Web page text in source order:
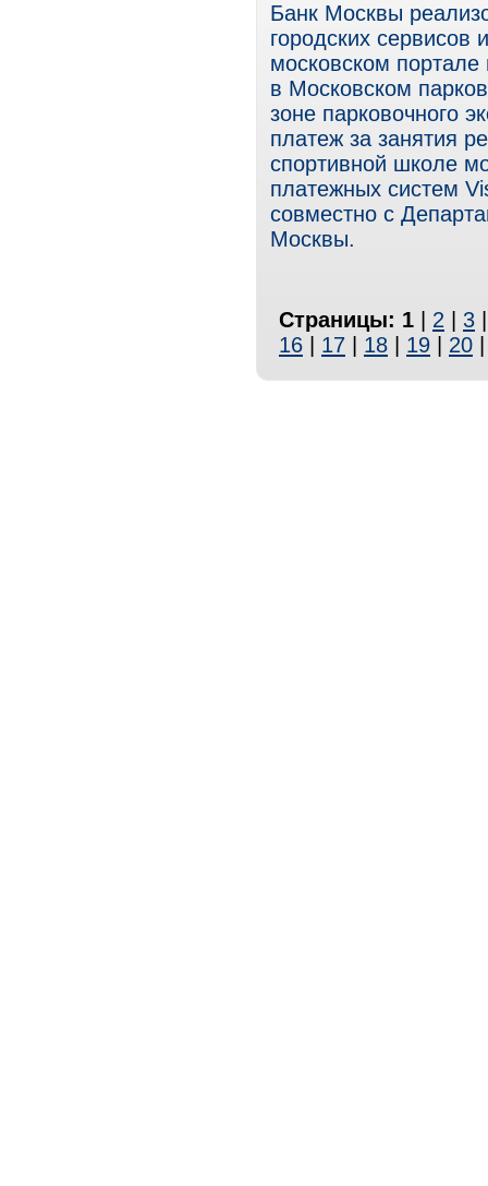
Банк Москвы
городских сервисов
московском портале
в Московском
зоне парковочного
платеж за занятия
спортивной школе
платежных систем
совместно с
Москвы.
Страницы: 1 2 3
16
17 18 19 20